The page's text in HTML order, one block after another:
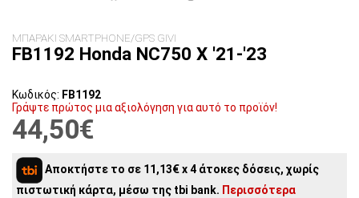
ΜΠΑΡΑΚΙ SMARTPHONE/GPS GIVI
FB1192 Honda NC750 X '21-'23
Κωδικός: FB1192
Γράψτε πρώτος μια αξιολόγηση για αυτό το προϊόν!
44,50€
Αποκτήστε το σε 11,13€ x 4 άτοκες δόσεις, χωρίς
πιστωτική κάρτα, μέσω της tbi bank. Περισσότερα